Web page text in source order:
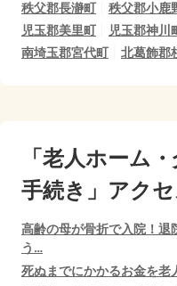
秩父郡長瀞町
秩父郡小鹿
児玉郡美里町
児玉郡神川
南埼玉郡宮代町
北葛飾郡
「老人ホーム
手続き」アク
高齢の母が骨折で入院！退
う…
死ぬまでにかかるお金を老